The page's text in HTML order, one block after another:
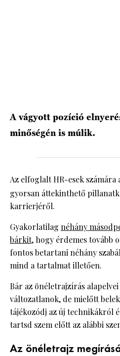
A vágyott pozíció
minőségén is múlik.
Az elfoglalt HR-esek számára
gyorsan áttekinthető
karrierjéről.
Gyakorlatilag néhány
bárkit, hogy érdemes tovább
fontos betartani néhány
mind a tartalmat illetően.
Bár az önéletrajzírás
változatlanok, de mielőtt
tájékozódj az új technikákról
tartsd szem előtt az alábbi
Az önéletrajz